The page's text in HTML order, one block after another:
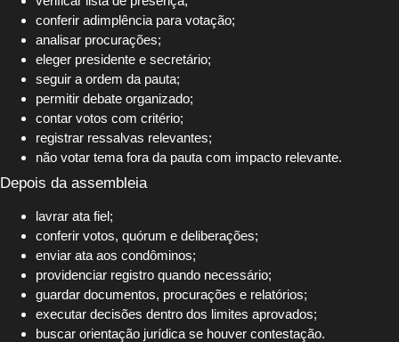
conferir adimplência para votação;
analisar procurações;
eleger presidente e secretário;
seguir a ordem da pauta;
permitir debate organizado;
contar votos com critério;
registrar ressalvas relevantes;
não votar tema fora da pauta com impacto relevante.
Depois da assembleia
lavrar ata fiel;
conferir votos, quórum e deliberações;
enviar ata aos condôminos;
providenciar registro quando necessário;
guardar documentos, procurações e relatórios;
executar decisões dentro dos limites aprovados;
buscar orientação jurídica se houver contestação.